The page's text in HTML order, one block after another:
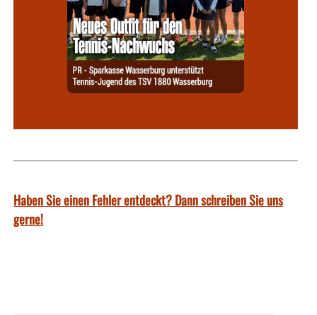
Haben Sie einen Fehler entdeckt? Dann schreiben Sie uns
gerne!